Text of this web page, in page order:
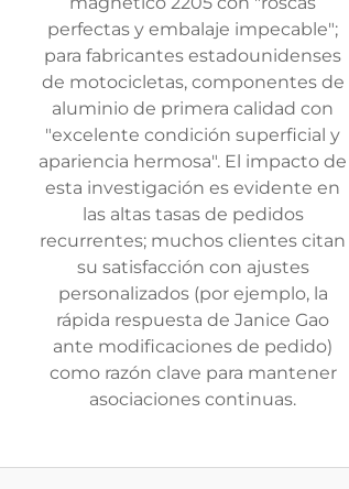
perfectas y embalaje impecable";
para fabricantes estadounidenses
de motocicletas, componentes de
aluminio de primera calidad con
"excelente condición superficial y
apariencia hermosa". El impacto de
esta investigación es evidente en
las altas tasas de pedidos
recurrentes; muchos clientes citan
su satisfacción con ajustes
personalizados (por ejemplo, la
rápida respuesta de Janice Gao
ante modificaciones de pedido)
como razón clave para mantener
asociaciones continuas.